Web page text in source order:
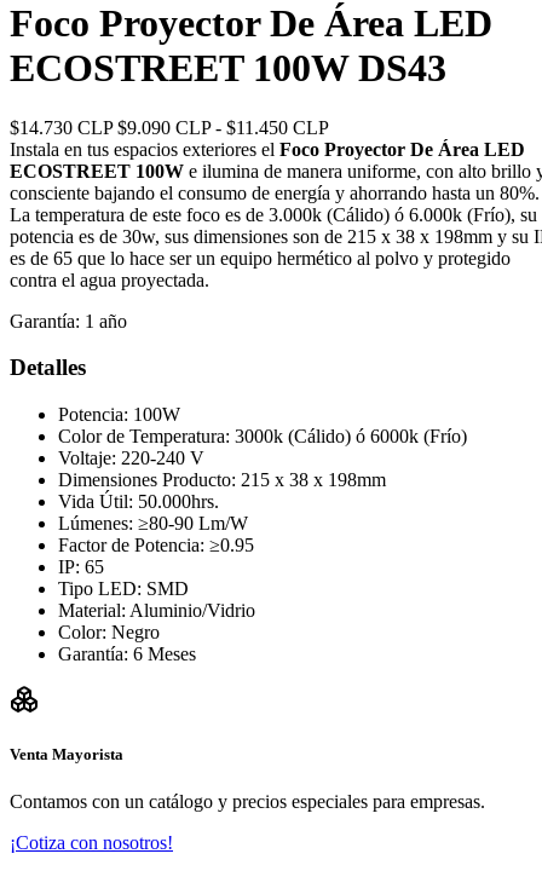
Foco Proyector De Área LED
ECOSTREET 100W DS43
$14.730 CLP $9.090 CLP - $11.450 CLP
Instala en tus espacios exteriores el Foco Proyector De Área LED
ECOSTREET 100W e ilumina de manera uniforme, con alto brillo
consciente bajando el consumo de energía y ahorrando hasta un 80%.
La temperatura de este foco es de 3.000k (Cálido) ó 6.000k (Frío), su
potencia es de 30w, sus dimensiones son de 215 x 38 x 198mm y su
es de 65 que lo hace ser un equipo hermético al polvo y protegido
contra el agua proyectada.
Garantía: 1 año
Detalles
Potencia: 100W
Color de Temperatura: 3000k (Cálido) ó 6000k (Frío)
Voltaje: 220-240 V
Dimensiones Producto: 215 x 38 x 198mm
Vida Útil: 50.000hrs.
Lúmenes: ≥80-90 Lm/W
Factor de Potencia: ≥0.95
IP: 65
Tipo LED: SMD
Material: Aluminio/Vidrio
Color: Negro
Garantía: 6 Meses
Venta Mayorista
Contamos con un catálogo y precios especiales para empresas.
¡Cotiza con nosotros!